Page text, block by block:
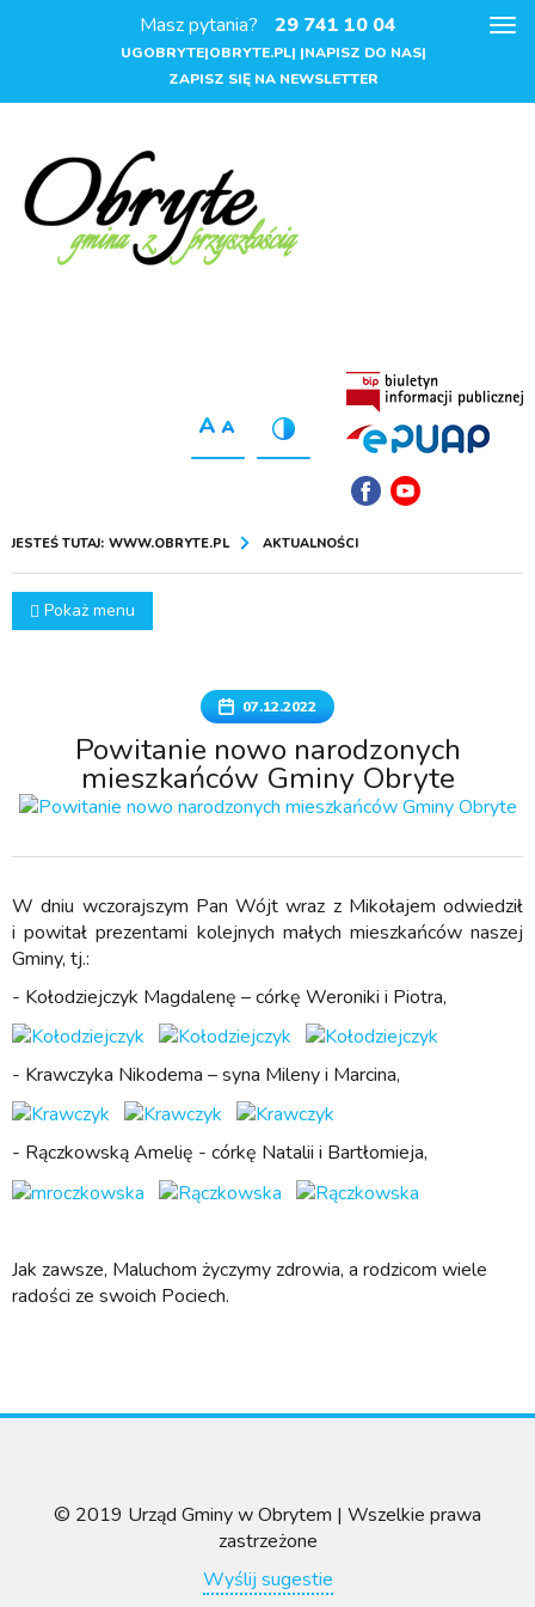
Masz pytania? 29 741 10 04
UGOBRYTE|OBRYTE.PL| |NAPISZ DO NAS|
ZAPISZ SIĘ NA NEWSLETTER
JESTEŚ TUTAJ: WWW.OBRYTE.PL AKTUALNOŚCI
Pokaż menu
07.12.2022
Powitanie nowo narodzonych
mieszkańców Gminy Obryte
W dniu wczorajszym Pan Wójt wraz z Mikołajem odwiedził
i powitał prezentami kolejnych małych mieszkańców naszej
Gminy, tj.:
- Kołodziejczyk Magdalenę – córkę Weroniki i Piotra,
- Krawczyka Nikodema – syna Mileny i Marcina,
- Rączkowską Amelię - córkę Natalii i Bartłomieja,
Jak zawsze, Maluchom życzymy zdrowia, a rodzicom wiele
radości ze swoich Pociech.
© 2019 Urząd Gminy w Obrytem | Wszelkie prawa
zastrzeżone
Wyślij sugestie